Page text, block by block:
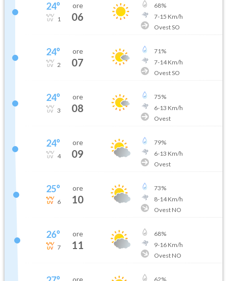
24°
1
ore
06
68%
7-15 Km/h
Ovest SO
24°
2
ore
07
71%
7-14Km/h
Ovest SO
24°
3
ore
08
75%
6-13 Km/h
Ovest
24°
4
ore
09
79%
6-13 Km/h
Ovest
25°
6
ore
10
73%
8-14Km/h
Ovest NO
26°
7
ore
11
68%
9-16Km/h
Ovest NO
ore 62%